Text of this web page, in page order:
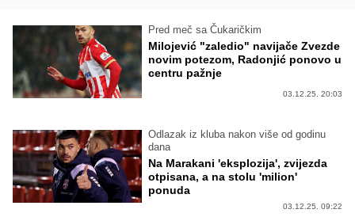
Pred meč sa Čukaričkim
Milojević "zaledio" navijače Zvezde
novim potezom, Radonjić ponovo u
centru pažnje
03.12.25. 20:03
Odlazak iz kluba nakon više od godinu
dana
Na Marakani 'eksplozija', zvijezda
otpisana, a na stolu 'milion'
ponuda
03.12.25. 09:22